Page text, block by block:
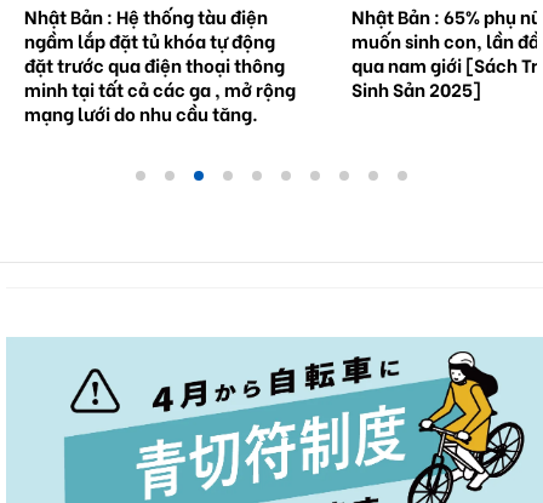
Nhật Bản : Hệ thống tàu điện
ngầm lắp đặt tủ khóa tự động
đặt trước qua điện thoại thông
minh tại tất cả các ga , mở rộng
mạng lưới do nhu cầu tăng.
Nhật Bản : 65% phụ
muốn sinh con, lần
qua nam giới [Sách
Sinh Sản 2025]